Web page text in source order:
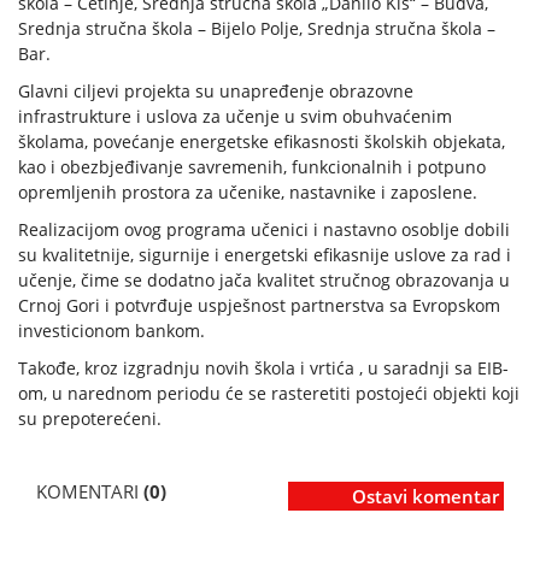
Srednja stručna škola – Bijelo Polje, Srednja stručna škola –
Bar.
Glavni ciljevi projekta su unapređenje obrazovne
infrastrukture i uslova za učenje u svim obuhvaćenim
školama, povećanje energetske efikasnosti školskih objekata,
kao i obezbjeđivanje savremenih, funkcionalnih i potpuno
opremljenih prostora za učenike, nastavnike i zaposlene.
Realizacijom ovog programa učenici i nastavno osoblje dobili
su kvalitetnije, sigurnije i energetski efikasnije uslove za rad i
učenje, čime se dodatno jača kvalitet stručnog obrazovanja u
Crnoj Gori i potvrđuje uspješnost partnerstva sa Evropskom
investicionom bankom.
Takođe, kroz izgradnju novih škola i vrtića , u saradnji sa EIB-
om, u narednom periodu će se rasteretiti postojeći objekti koji
su prepoterećeni.
KOMENTARI (0) Ostavi komentar